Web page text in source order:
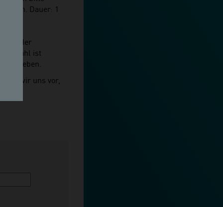
Dauer: 1
der
ist
vergeben.
wir uns vor,